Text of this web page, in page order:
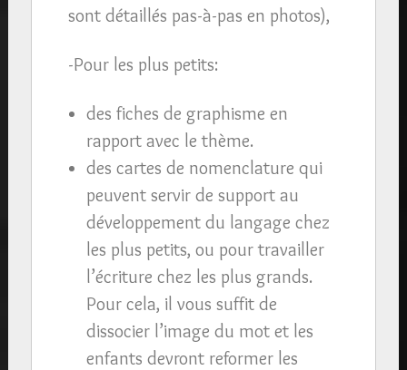
sont détaillés pas-à-pas en photos),
-Pour les plus petits:
des fiches de graphisme en
rapport avec le thème.
des cartes de nomenclature qui
peuvent servir de support au
développement du langage chez
les plus petits, ou pour travailler
l’écriture chez les plus grands.
Pour cela, il vous suffit de
dissocier l’image du mot et les
enfants devront reformer les